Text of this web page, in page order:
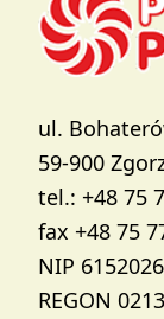
ul.
59-900
tel.: +48 75
fax +48 75
NIP
REGON